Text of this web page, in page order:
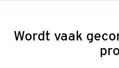
Wordt vaak